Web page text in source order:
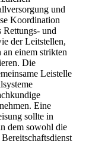
und
Koordination
Rettungs- und
der Leitstellen,
einem strikten
Die
Leistelle
Eine
sollte in
dem sowohl die